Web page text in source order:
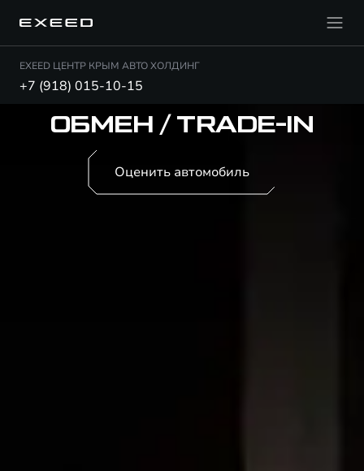
EXEED ЦЕНТР КРЫМ АВТО ХОЛДИНГ
+7 (918) 015-10-15
ОБМЕН / TRADE-IN
Оценить автомобиль